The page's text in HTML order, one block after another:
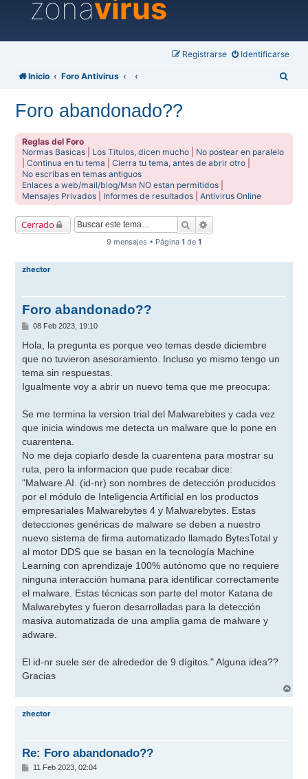
zonavirus
Identificarse
Registrarse
Inicio Foro Antivirus
Foro abandonado??
Reglas del Foro
Normas Basicas
Los Titulos, dicen mucho
No postear en paralelo
|Continua en tu tema |Cierra tu tema, antes de abrir otro
No escribas en temas antiguos
Enlaces a web/mail/blog/Msn NO estan permitidos
Mensajes Privados
Informes de resultados |Antivirus Online
Cerrado Buscar
9 mensajes • Página 1 de 1
zhector
Foro abandonado??
M
n
a
j
e
08 Feb 2023, 19:10
Hola, la pregunta es porque veo temas desde diciembre
que no tuvieron asesoramiento. Incluso yo mismo tengo un
tema sin respuestas.
Igualmente voy a abrir un nuevo tema que me preocupa:
Se me termina la version trial del Malwarebites y cada vez
que inicia windows me detecta un malware que lo pone en
cuarentena.
No me deja copiarlo desde la cuarentena para mostrar su
ruta, pero la informacion que pude recabar dice:
"Malware.AI. (id-nr) son nombres de detección producidos
por el módulo de Inteligencia Artificial en los productos
empresariales Malwarebytes 4 y Malwarebytes. Estas
detecciones genéricas de malware se deben a nuestro
nuevo sistema de firma automatizado llamado BytesTotal y
al motor DDS que se basan en la tecnología Machine
Learning con aprendizaje 100% autónomo que no requiere
ninguna interacción humana para identificar correctamente
el malware. Estas técnicas son parte del motor Katana de
Malwarebytes y fueron desarrolladas para la detección
masiva automatizada de una amplia gama de malware y
adware.
El id-nr suele ser de alrededor de 9 dígitos." Alguna idea??
Gracias
r
zhector
Re: Foro abandonado??
M11 Feb 2023, 02:04